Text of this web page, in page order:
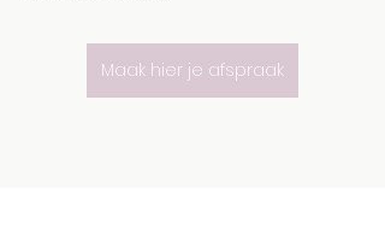
Maak hier je afspraak